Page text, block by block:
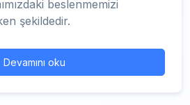
beslenmemizi
şekildedir.
Devamını oku